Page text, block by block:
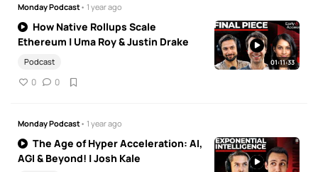
Monday Podcast• 1 year ago
How Native Rollups Scale
Ethereum | Uma Roy & Justin Drake
Podcast
0 0
01:11:33
Monday Podcast• 1 year ago
The Age of Hyper Acceleration: AI,
AGI & Beyond! | Josh Kale